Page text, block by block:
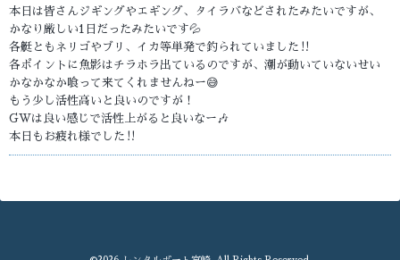
本日は皆さんジギングやエギング、タイラバなどされたみたいですが、
かなり厳しい1日だったみたいです💦
各艇ともネリゴやブリ、イカ等単発で釣られていました‼️
各ポイントに魚影はチラホラ出ているのですが、潮が動いていないせい
かなかなか喰って来てくれませんねー😅
もう少し活性高いと良いのですが！
GWは良い感じで活性上がると良いなー🎶
本日もお疲れ様でした‼️